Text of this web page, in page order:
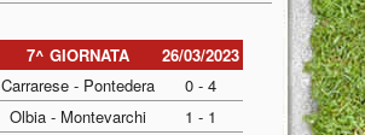
7^ GIORNATA
26/03/2023
Carrarese - Pontedera
0 - 4
Olbia - Montevarchi
1 - 1